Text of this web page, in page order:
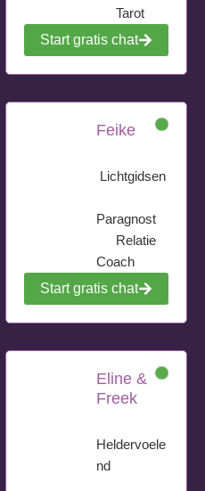
Tarot
Start gratis chat
Feike
Lichtgidsen
Paragnost
Relatie
Coach
Start gratis chat
Eline &
Freek
Heldervoele
nd